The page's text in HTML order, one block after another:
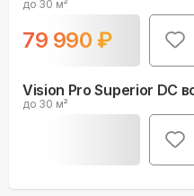
до 30 м²
79 990 ₽
Vision Pro Superior DC
до 30 м²